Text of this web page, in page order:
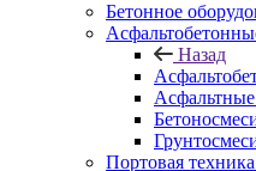
Бетонное
Назад
Портовая техника